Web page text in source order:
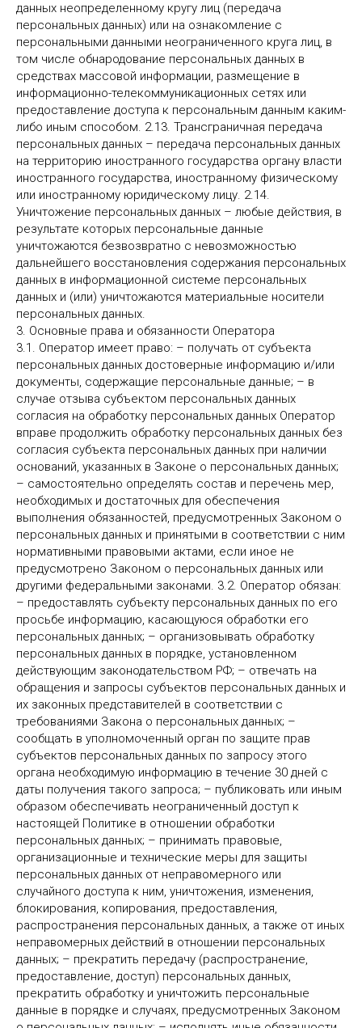
данных неопределенному кругу лиц (передача
персональных данных) или на ознакомление с
персональными данными неограниченного круга лиц, в
том числе обнародование персональных данных в
средствах массовой информации, размещение в
информационно-телекоммуникационных сетях или
предоставление доступа к персональным данным каким-
либо иным способом. 2.13. Трансграничная передача
персональных данных – передача персональных данных
на территорию иностранного государства органу власти
иностранного государства, иностранному физическому
или иностранному юридическому лицу. 2.14.
Уничтожение персональных данных – любые действия, в
результате которых персональные данные
уничтожаются безвозвратно с невозможностью
дальнейшего восстановления содержания персональных
данных в информационной системе персональных
данных и (или) уничтожаются материальные носители
персональных данных.
3. Основные права и обязанности Оператора
3.1. Оператор имеет право: – получать от субъекта
персональных данных достоверные информацию и/или
документы, содержащие персональные данные; – в
случае отзыва субъектом персональных данных
согласия на обработку персональных данных Оператор
вправе продолжить обработку персональных данных без
согласия субъекта персональных данных при наличии
оснований, указанных в Законе о персональных данных;
– самостоятельно определять состав и перечень мер,
необходимых и достаточных для обеспечения
выполнения обязанностей, предусмотренных Законом о
персональных данных и принятыми в соответствии с ним
нормативными правовыми актами, если иное не
предусмотрено Законом о персональных данных или
другими федеральными законами. 3.2. Оператор обязан:
– предоставлять субъекту персональных данных по его
просьбе информацию, касающуюся обработки его
персональных данных; – организовывать обработку
персональных данных в порядке, установленном
действующим законодательством РФ; – отвечать на
обращения и запросы субъектов персональных данных и
их законных представителей в соответствии с
требованиями Закона о персональных данных; –
сообщать в уполномоченный орган по защите прав
субъектов персональных данных по запросу этого
органа необходимую информацию в течение 30 дней с
даты получения такого запроса; – публиковать или иным
образом обеспечивать неограниченный доступ к
настоящей Политике в отношении обработки
персональных данных; – принимать правовые,
организационные и технические меры для защиты
персональных данных от неправомерного или
случайного доступа к ним, уничтожения, изменения,
блокирования, копирования, предоставления,
распространения персональных данных, а также от иных
неправомерных действий в отношении персональных
данных; – прекратить передачу (распространение,
предоставление, доступ) персональных данных,
прекратить обработку и уничтожить персональные
данные в порядке и случаях, предусмотренных Законом